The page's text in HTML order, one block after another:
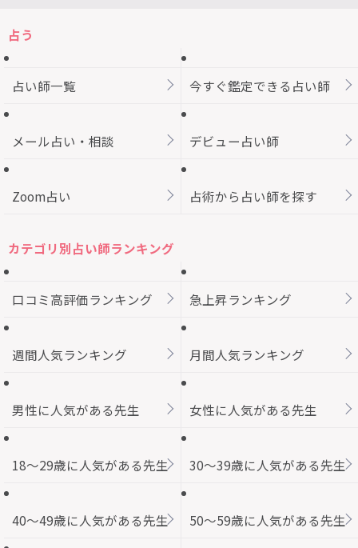
占う
占い師一覧 今すぐ鑑定できる占い師
メール占い・相談 デビュー占い師
Zoom占い 占術から占い師を探す
カテゴリ別占い師ランキング
口コミ高評価ランキング 急上昇ランキング
週間人気ランキング 月間人気ランキング
男性に人気がある先生 女性に人気がある先生
18～29歳に人気がある先生 30～39歳に人気がある先生
40～49歳に人気がある先生 50～59歳に人気がある先生